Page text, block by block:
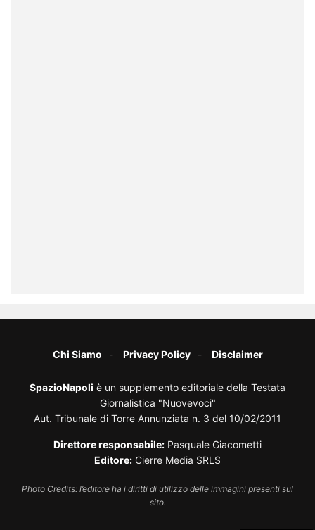
Chi Siamo Privacy Policy Disclaimer
SpazioNapoli è un supplemento editoriale della Testata
Giornalistica "Nuovevoci"
Aut. Tribunale di Torre Annunziata n. 3 del 10/02/2011
Direttore responsabile: Pasquale Giacometti
Editore: Cierre Media SRLS
Photo Credits: l’editore ha i diritti di utilizzo delle immagini presenti sul
sito.